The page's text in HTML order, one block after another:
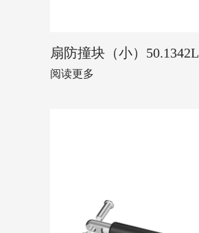
扇防撞块（小）50.1342L
阅读更多